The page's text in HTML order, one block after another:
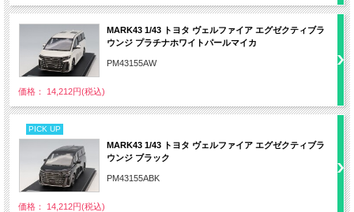
MARK43 1/43 トヨタ ヴェルファイア エグゼクティブラ
ウンジ プラチナホワイトパールマイカ
PM43155AW
価格： 14,212円(税込)
PICK UP
MARK43 1/43 トヨタ ヴェルファイア エグゼクティブラ
ウンジ ブラック
PM43155ABK
価格： 14,212円(税込)